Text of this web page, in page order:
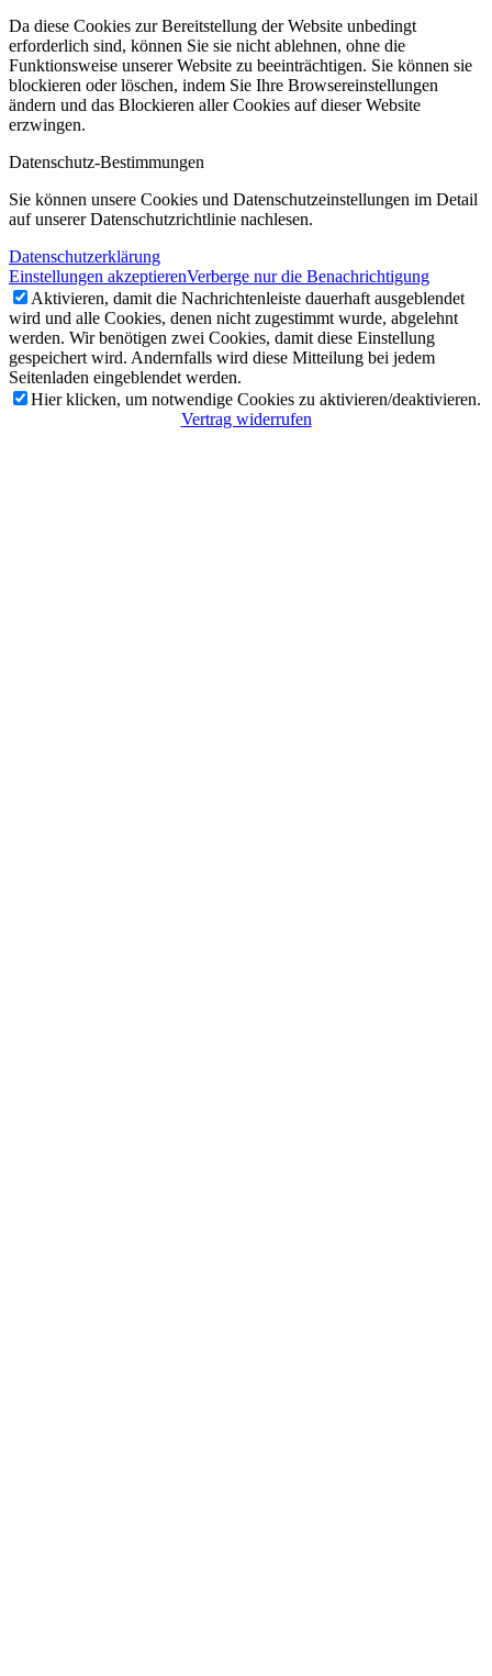
Da diese Cookies zur Bereitstellung der Website unbedingt
erforderlich sind, können Sie sie nicht ablehnen, ohne die
Funktionsweise unserer Website zu beeinträchtigen. Sie können sie
blockieren oder löschen, indem Sie Ihre Browsereinstellungen
ändern und das Blockieren aller Cookies auf dieser Website
erzwingen.
Datenschutz-Bestimmungen
Sie können unsere Cookies und Datenschutzeinstellungen im Detail
auf unserer Datenschutzrichtlinie nachlesen.
Datenschutzerklärung
Einstellungen akzeptierenVerberge nur die Benachrichtigung
Aktivieren, damit die Nachrichtenleiste dauerhaft ausgeblendet
wird und alle Cookies, denen nicht zugestimmt wurde, abgelehnt
werden. Wir benötigen zwei Cookies, damit diese Einstellung
gespeichert wird. Andernfalls wird diese Mitteilung bei jedem
Seitenladen eingeblendet werden.
Hier klicken, um notwendige Cookies zu aktivieren/deaktivieren.
Vertrag widerrufen